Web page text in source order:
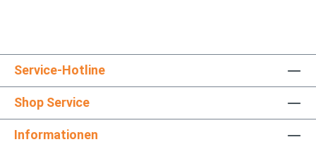
Service-Hotline
Shop Service
Informationen